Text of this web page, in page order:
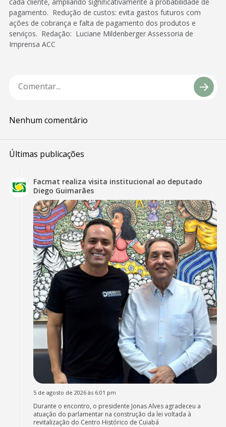
pagamento. Redução de custos: evita gastos futuros com
ações de cobrança e falta de pagamento dos produtos e
serviços. Redação: Luciane Mildenberger Assessoria de
Imprensa ACC
Nenhum comentário
Últimas publicações
Facmat realiza visita institucional ao deputado
Diego Guimarães
5 de agosto de 2026 às 6:01 pm
Durante o encontro, o presidente Jonas Alves agradeceu a
atuação do parlamentar na construção da lei voltada à
revitalização do Centro Histórico de Cuiabá